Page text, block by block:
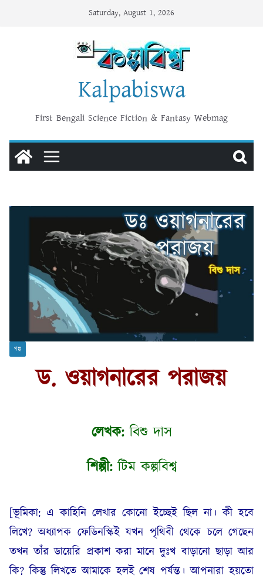
Saturday, August 1, 2026
Kalpabiswa
First Bengali Science Fiction & Fantasy Webmag
গল্প
ড. ওয়াগনারের পরাজয়
লেখক:বিশু দাস
শিল্পী:টিম কল্পবিশ্ব
[ভূমিকা: এ কাহিনি লেখার কোনো ইচ্ছেই ছিল না। কী হবে
লিখে? অধ্যাপক ফেডিনস্কিই যখন পৃথিবী থেকে চলে গেছেন
তখন তাঁর ডায়েরি প্রকাশ করা মানে দুঃখ বাড়ানো ছাড়া আর
কি? কিন্তু লিখতে আমাকে হলই শেষ পর্যন্ত। আপনারা হয়তো